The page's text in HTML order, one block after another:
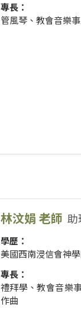
專長：
管風琴、教會音樂
林汶娟 老師 助
學歷：
美國西南浸信會神
專長：
禮拜學、教會音樂
作曲